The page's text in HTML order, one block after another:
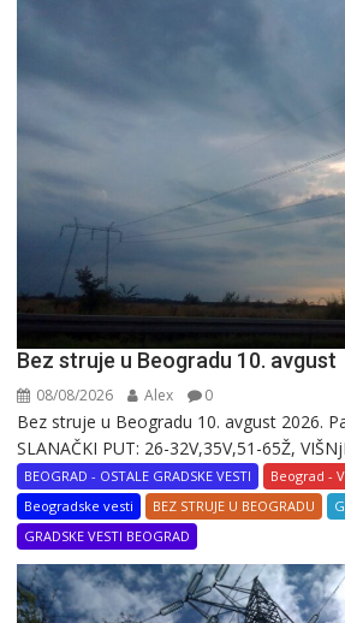
Bez struje u Beogradu 10. avgust
08/08/2026 Alex 0
Bez struje u Beogradu 10. avgust 2026.
SLANAČKI PUT: 26-32V,35V,51-65Ž,
BEOGRAD - OSTALE GRADSKE VESTI
Beograd -
Beogradske vesti
BEZ STRUJE U BEOGRADU
GRADSKE VESTI BEOGRAD